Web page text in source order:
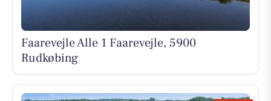
Faarevejle Alle 1 Faarevejle, 5900
Rudkøbing